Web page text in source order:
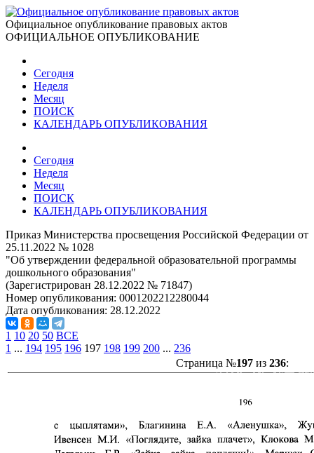
Официальное опубликование правовых актов
ОФИЦИАЛЬНОЕ ОПУБЛИКОВАНИЕ
Сегодня
Неделя
Месяц
ПОИСК
КАЛЕНДАРЬ ОПУБЛИКОВАНИЯ
Сегодня
Неделя
Месяц
ПОИСК
КАЛЕНДАРЬ ОПУБЛИКОВАНИЯ
Приказ Министерства просвещения Российской Федерации от
25.11.2022 № 1028
"Об утверждении федеральной образовательной программы
дошкольного образования"
(Зарегистрирован 28.12.2022 № 71847)
Номер опубликования: 0001202212280044
Дата опубликования: 28.12.2022
1 10 20 50 ВСЕ
1 ... 194 195 196 197 198 199 200 ... 236
Страница №197из 236: